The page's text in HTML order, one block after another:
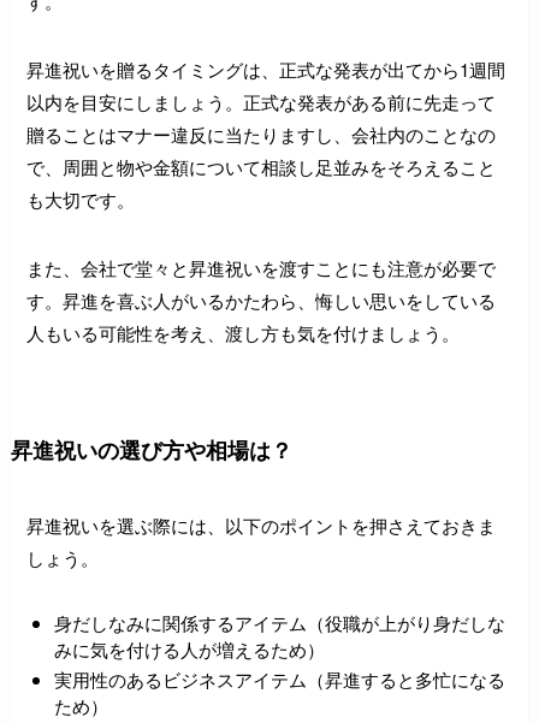
昇進祝いを贈るタイミングは、正式な発表が出てから1週間
以内を目安にしましょう。正式な発表がある前に先走って
贈ることはマナー違反に当たりますし、会社内のことなの
で、周囲と物や金額について相談し足並みをそろえること
も大切です。
また、会社で堂々と昇進祝いを渡すことにも注意が必要で
す。昇進を喜ぶ人がいるかたわら、悔しい思いをしている
人もいる可能性を考え、渡し方も気を付けましょう。
昇進祝いの選び方や相場は？
昇進祝いを選ぶ際には、以下のポイントを押さえておきま
しょう。
身だしなみに関係するアイテム（役職が上がり身だしな
みに気を付ける人が増えるため）
実用性のあるビジネスアイテム（昇進すると多忙になる
ため）